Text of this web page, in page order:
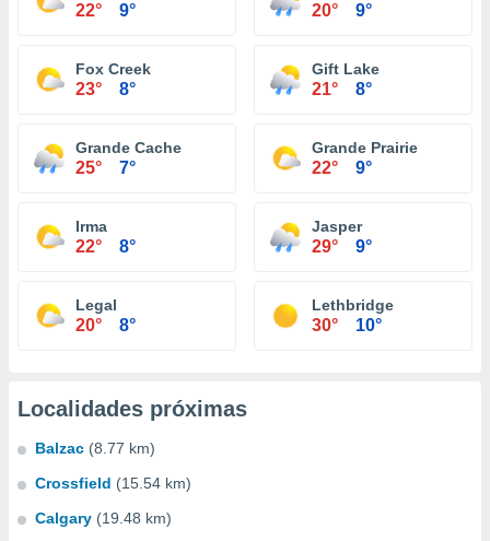
22° 9° 20° 9°
Fox Creek
23° 8°
Gift Lake
21° 8°
Grande Cache
25° 7°
Grande Prairie
22° 9°
Irma
22° 8°
Jasper
29° 9°
Legal
20° 8°
Lethbridge
30° 10°
Localidades próximas
Balzac (8.77 km)
Crossfield (15.54 km)
Calgary (19.48 km)